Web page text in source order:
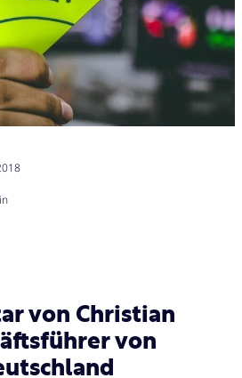
von Christian
von